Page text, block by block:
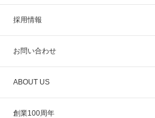
採用情報
お問い合わせ
ABOUT US
創業100周年